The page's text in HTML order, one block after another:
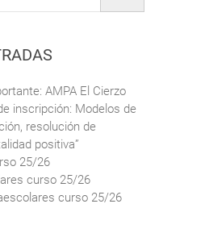
AMPA El Cierzo
inscripción: Modelos de
resolución de
positiva”
25/26
curso 25/26
curso 25/26